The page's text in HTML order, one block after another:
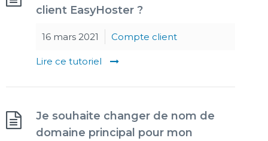
client EasyHoster ?
16 mars 2021 Compte client
Lire ce tutoriel
Je souhaite changer de nom de
domaine principal pour mon